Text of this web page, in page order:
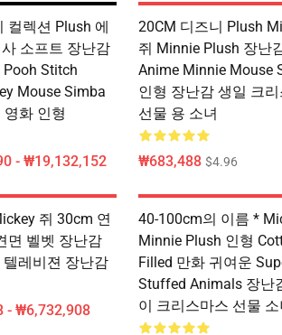
컬렉션 Plush 에
소프트 장난감
Stitch
Mouse Simba
화 인형
- ₩19,132,152
20CM 디즈니 Plush
쥐 Minnie Plush 장난
Anime Minnie Mouse
인형 장난감 생일 크
선물 용 소녀
₩683,488 $4.96
쥐 30cm 연
면 벨벳 장난감
레비젼 장난감
- ₩6,732,908
40-100cm의 이름 *
Minnie Plush 인형
Filled 만화 귀여운
Stuffed Animals 장난
이 크리스마스 선물 소